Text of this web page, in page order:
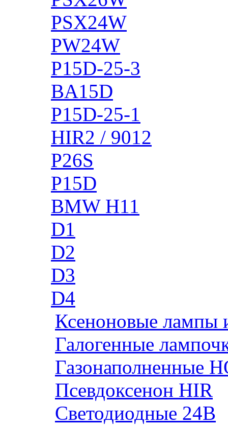
PSX24W
PW24W
P15D-25-3
BA15D
P15D-25-1
HIR2 / 9012
P26S
P15D
BMW H11
D1
D2
D3
D4
Ксеноновые лампы
Галогенные
Газонаполненные
Псевдоксенон HIR
Cветодиодные 24B